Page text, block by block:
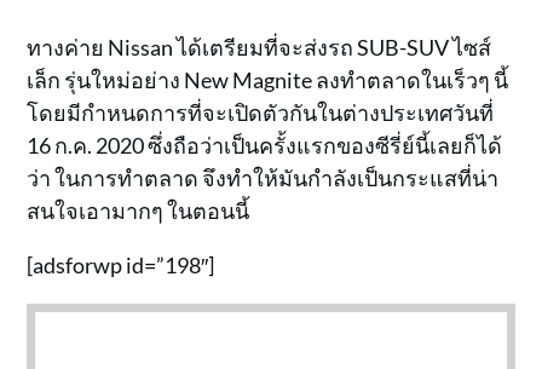
ทางค่าย Nissan ได้เตรียมที่จะส่งรถ SUB-SUV ไซส์
เล็ก รุ่นใหม่อย่าง New Magnite ลงทำตลาดในเร็วๆ นี้
โดยมีกำหนดการที่จะเปิดตัวกันในต่างประเทศวันที่
16 ก.ค. 2020 ซึ่งถือว่าเป็นครั้งแรกของซีรี่ย์นี้เลยก็ได้
ว่า ในการทำตลาด จึงทำให้มันกำลังเป็นกระแสที่น่า
สนใจเอามากๆ ในตอนนี้
[adsforwp id=”198″]